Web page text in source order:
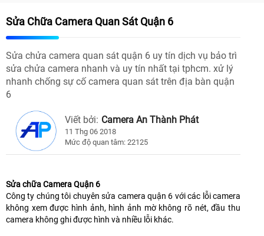
Sửa Chữa Camera Quan Sát Quận 6
Sửa chửa camera quan sát quận 6 uy tín dịch vụ bảo trì
sửa chửa camera nhanh và uy tín nhất tại tphcm. xử lý
nhanh chống sự cố camera quan sát trên địa bàn quận
6
Viết bởi: Camera An Thành Phát
11 Thg 06 2018
Mức độ quan tâm: 22125
Sửa chữa Camera Quận 6
Công ty chúng tôi chuyên sửa camera quận 6 với các lỗi camera
không xem được hình ảnh, hình ảnh mờ không rõ nét, đầu thu
camera không ghi được hình và nhiều lỗi khác.